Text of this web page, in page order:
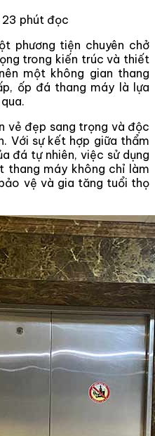
23 phút đọc
phương tiện chuyên chở
trong kiến trúc và thiết
một không gian thang
ốp đá thang máy là lựa
vẻ đẹp sang trọng và độc
Với sự kết hợp giữa thẩm
đá tự nhiên, việc sử dụng
thang máy không chỉ làm
vệ và gia tăng tuổi thọ